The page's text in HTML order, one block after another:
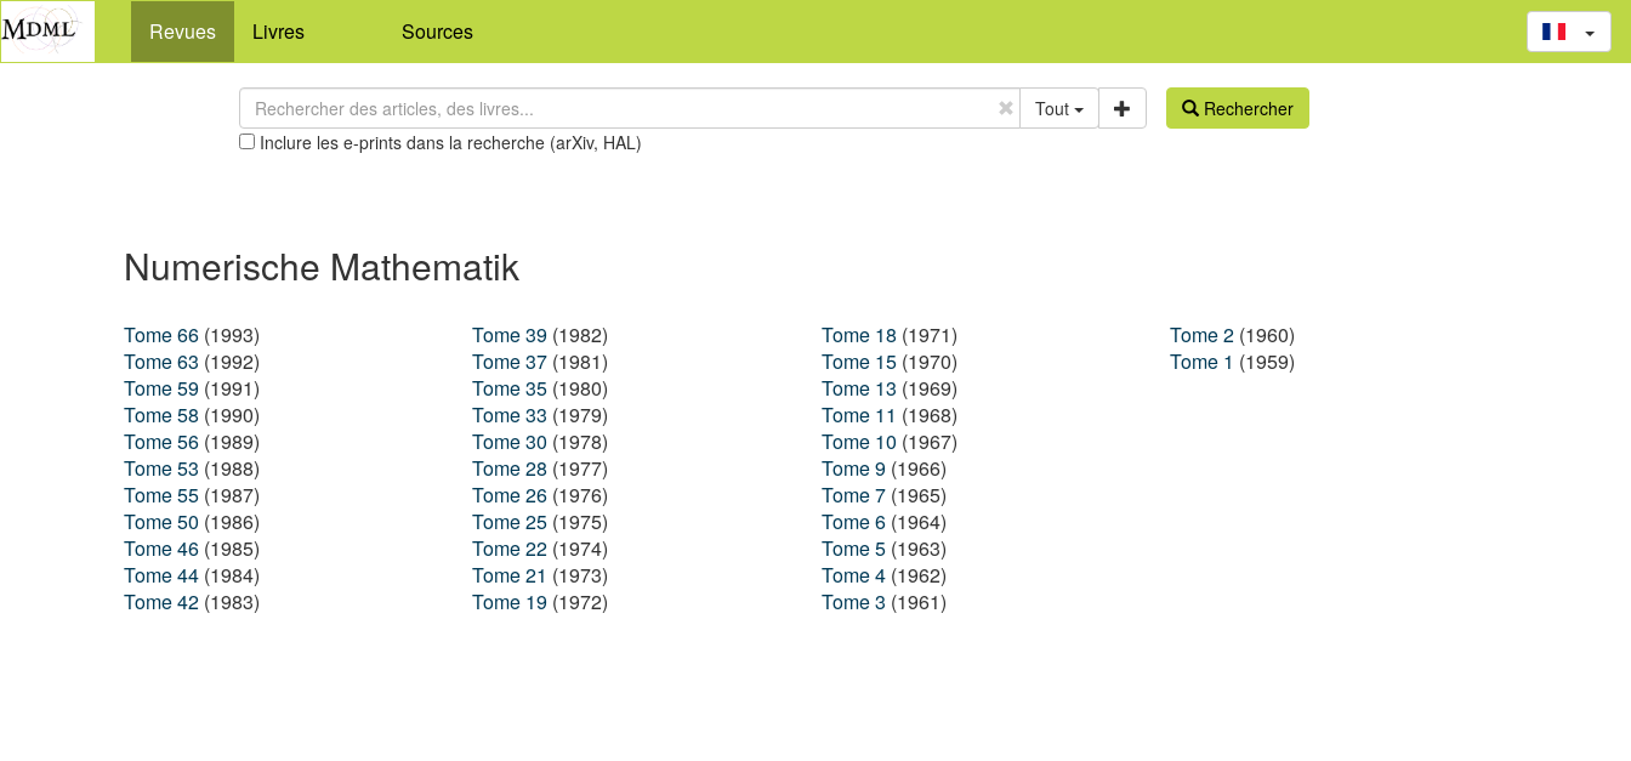
Revues Livres Sources
Tout
Inclure les e-prints dans la recherche (arXiv, HAL)
Rechercher
Numerische Mathematik
Tome 66 (1993)
Tome 63 (1992)
Tome 59 (1991)
Tome 58 (1990)
Tome 56 (1989)
Tome 53 (1988)
Tome 55 (1987)
Tome 50 (1986)
Tome 46 (1985)
Tome 44 (1984)
Tome 42 (1983)
Tome 39 (1982)
Tome 37 (1981)
Tome 35 (1980)
Tome 33 (1979)
Tome 30 (1978)
Tome 28 (1977)
Tome 26 (1976)
Tome 25 (1975)
Tome 22 (1974)
Tome 21 (1973)
Tome 19 (1972)
Tome 18 (1971)
Tome 15(1970)
Tome 13 (1969)
Tome 11 (1968)
Tome 10 (1967)
Tome 9(1966)
Tome 7(1965)
Tome 6(1964)
Tome 5(1963)
Tome 4(1962)
Tome 3 (1961)
Tome 2(1960)
Tome 1 (1959)